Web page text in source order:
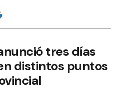
tres días
distintos puntos